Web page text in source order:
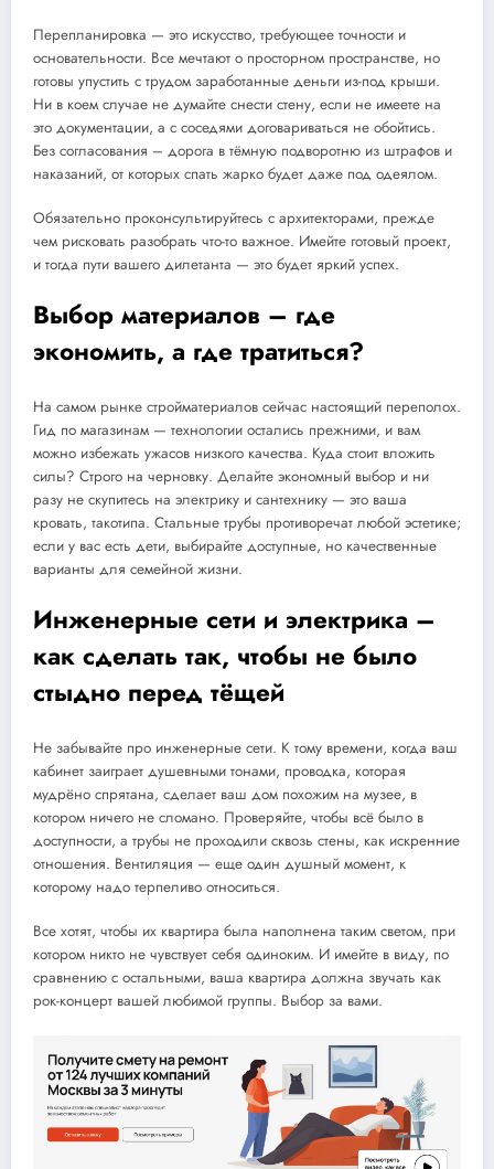
Перепланировка — это искусство, требующее точности и
основательности. Все мечтают о просторном пространстве, но
готовы упустить с трудом заработанные деньги из-под крыши.
Ни в коем случае не думайте снести стену, если не имеете на
это документации, а с соседями договариваться не обойтись.
Без согласования – дорога в тёмную подворотню из штрафов и
наказаний, от которых спать жарко будет даже под одеялом.
Обязательно проконсультируйтесь с архитекторами, прежде
чем рисковать разобрать что-то важное. Имейте готовый проект,
и тогда пути вашего дилетанта — это будет яркий успех.
Выбор материалов – где
экономить, а где тратиться?
На самом рынке стройматериалов сейчас настоящий переполох.
Гид по магазинам — технологии остались прежними, и вам
можно избежать ужасов низкого качества. Куда стоит вложить
силы? Строго на черновку. Делайте экономный выбор и ни
разу не скупитесь на электрику и сантехнику — это ваша
кровать, такотипа. Стальные трубы противоречат любой эстетике;
если у вас есть дети, выбирайте доступные, но качественные
варианты для семейной жизни.
Инженерные сети и электрика –
как сделать так, чтобы не было
стыдно перед тёщей
Не забывайте про инженерные сети. К тому времени, когда ваш
кабинет заиграет душевными тонами, проводка, которая
мудрёно спрятана, сделает ваш дом похожим на музее, в
котором ничего не сломано. Проверяйте, чтобы всё было в
доступности, а трубы не проходили сквозь стены, как искренние
отношения. Вентиляция — еще один душный момент, к
которому надо терпеливо относиться.
Все хотят, чтобы их квартира была наполнена таким светом, при
котором никто не чувствует себя одиноким. И имейте в виду, по
сравнению с остальными, ваша квартира должна звучать как
рок-концерт вашей любимой группы. Выбор за вами.